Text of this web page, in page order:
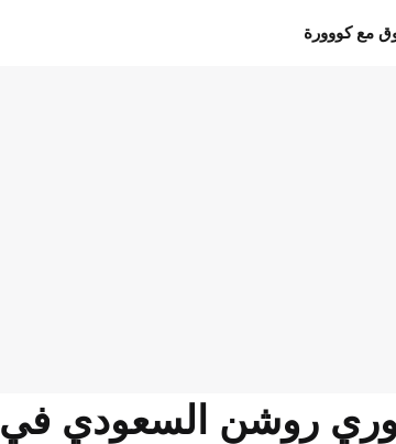
مع كووورة
دوري روشن السعودي في